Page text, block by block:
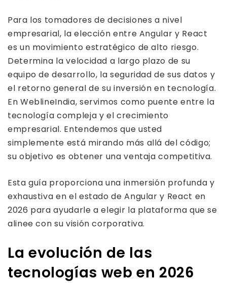
Para los tomadores de decisiones a nivel
empresarial, la elección entre Angular y React
es un movimiento estratégico de alto riesgo.
Determina la velocidad a largo plazo de su
equipo de desarrollo, la seguridad de sus datos y
el retorno general de su inversión en tecnología.
En WeblineIndia, servimos como puente entre la
tecnología compleja y el crecimiento
empresarial. Entendemos que usted
simplemente está mirando más allá del código;
su objetivo es obtener una ventaja competitiva.
Esta guía proporciona una inmersión profunda y
exhaustiva en el estado de Angular y React en
2026 para ayudarle a elegir la plataforma que se
alinee con su visión corporativa.
La evolución de las
tecnologías web en 2026